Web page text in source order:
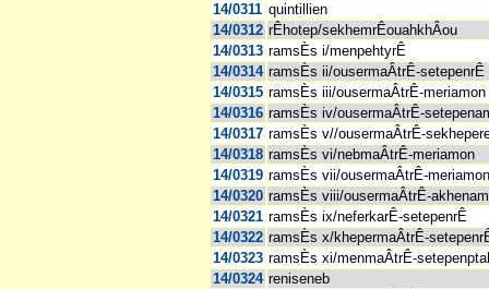
14/0311 quintillien
14/0312 rÊhotep/sekhemrÊouahkhÂou
14/0313 ramsÈs i/menpehtyrÊ
14/0314 ramsÈs ii/ousermaÂtrÊ-setepenrÊ
14/0315 ramsÈs iii/ousermaÂtrÊ-meriamon
14/0316 ramsÈs iv/ousermaÂtrÊ-
14/0317 ramsÈs v//ousermaÂtrÊ-
14/0318 ramsÈs vi/nebmaÂtrÊ-meriamon
14/0319 ramsÈs vii/ousermaÂtrÊ-
14/0320 ramsÈs viii/ousermaÂtrÊ-
14/0321 ramsÈs ix/neferkarÊ-setepenrÊ
14/0322 ramsÈs x/khepermaÂtrÊ-
14/0323 ramsÈs xi/menmaÂtrÊ-
14/0324 reniseneb